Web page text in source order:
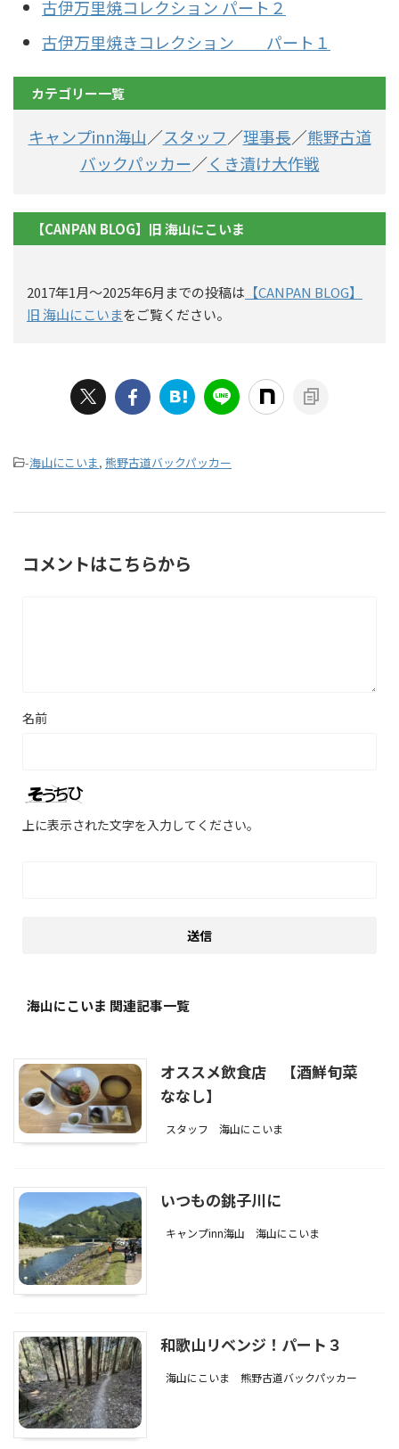
古伊万里焼コレクション パート２
古伊万里焼きコレクション パート１
カテゴリー一覧
キャンプinn海山／スタッフ／理事長／熊野古道
バックパッカー／くき漬け大作戦
【CANPAN BLOG】旧 海山にこいま
2017年1月〜2025年6月までの投稿は 【CANPAN BLOG】
旧 海山にこいまをご覧ください。
-海山にこいま, 熊野古道バックパッカー
コメントはこちらから
名前
上に表示された文字を入力してください。
海山にこいま 関連記事一覧
オススメ飲食店 【酒鮮旬菜
ななし】
スタッフ 海山にこいま
いつもの銚子川に
キャンプinn海山 海山にこいま
和歌山リベンジ！パート３
海山にこいま 熊野古道バックパッカー